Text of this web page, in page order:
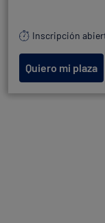
Inscripción
Quiero mi plaza